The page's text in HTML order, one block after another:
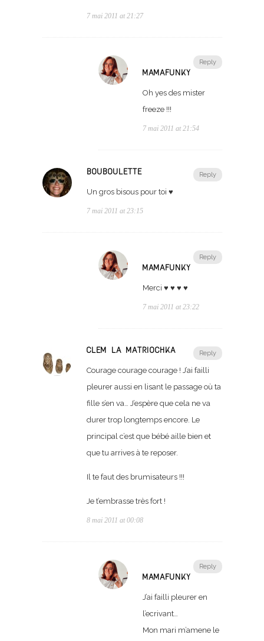
7 mai 2011 at 21:27
Reply
MAMAFUNKY
Oh yes des mister
freeze !!!
7 mai 2011 at 21:54
Reply
BOUBOULETTE
Un gros bisous pour toi ♥
7 mai 2011 at 23:15
Reply
MAMAFUNKY
Merci ♥ ♥ ♥ ♥
7 mai 2011 at 23:22
Reply
CLEM LA MATRIOCHKA
Courage courage courage ! J’ai failli
pleurer aussi en lisant le passage où ta
fille s’en va… J’espère que cela ne va
durer trop longtemps encore. Le
principal c’est que bébé aille bien et
que tu arrives à te reposer.
Il te faut des brumisateurs !!!
Je t’embrasse très fort !
8 mai 2011 at 00:08
Reply
MAMAFUNKY
J’ai failli pleurer en
l’ecrivant…
Mon mari m’amene le